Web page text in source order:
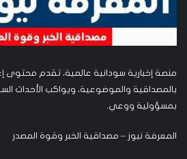
منصة إخبارية سودانية عالمية، تقدم محتوى
بالمصداقية والموضوعية، ويواكب الأحداث
بمسؤولية ووعي.
المعرفة نيوز – مصداقية الخبر وقوة المصدر